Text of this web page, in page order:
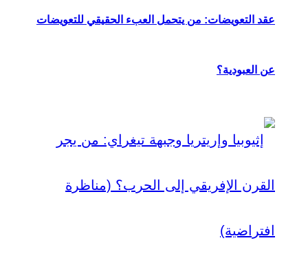
عقد التعويضات: من يتحمل العبء الحقيقي للتعويضات
عن العبودية؟